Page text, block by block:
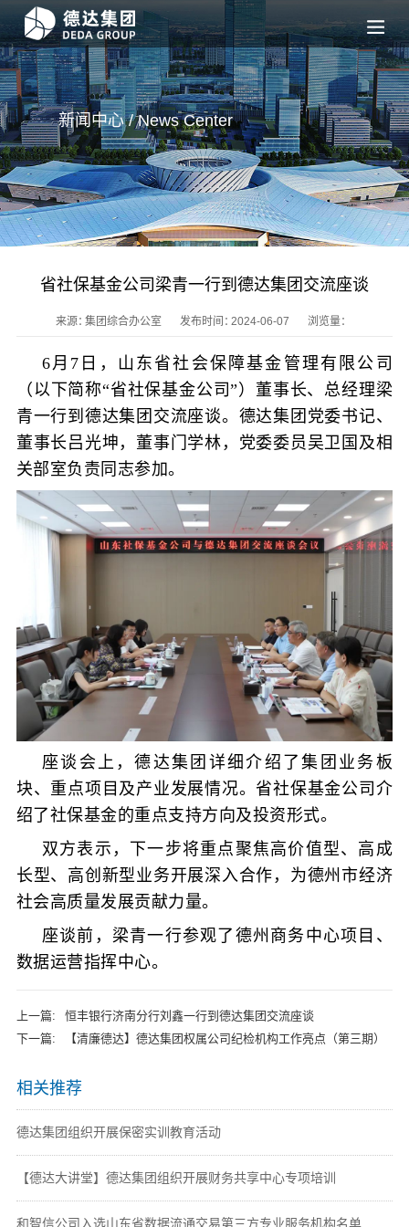
新闻中心 / NewsCenter
省社保基金公司梁青一行到德达集团交流座谈
来源：集团综合办公室 发布时间：2024-06-07 浏览量：
6月7日，山东省社会保障基金管理有限公司
（以下简称“省社保基金公司”）董事长、总经理梁
青一行到德达集团交流座谈。德达集团党委书记、
董事长吕光坤，董事门学林，党委委员吴卫国及相
关部室负责同志参加。
座谈会上，德达集团详细介绍了集团业务板
块、重点项目及产业发展情况。省社保基金公司 介
绍了社保基金的重点支持方向及投资形式。
双方表示，下一步将重点聚焦高价值型、高成
长型、高创新型业务开展深入合作， 为德州市经济
社会高质量发展贡献力量。
座谈前，梁青一行参观了德州商务中心项目、
数据运营指挥中心。
上一篇:
恒丰银行济南分行刘鑫一行到德达集团交流座谈
下一篇:
【清廉德达】德达集团权属公司纪检机构工作亮点（第三期）
相关推荐
德达集团组织开展保密实训教育活动
【德达大讲堂】德达集团组织开展财务共享中心专项培训
和智信公司入选山东省数据流通交易第三方专业服务机构名单